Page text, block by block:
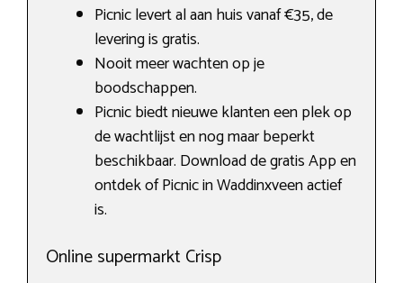
Picnic levert al aan huis vanaf €35, de
levering is gratis.
Nooit meer wachten op je
boodschappen.
Picnic biedt nieuwe klanten een plek op
de wachtlijst en nog maar beperkt
beschikbaar. Download de gratis App en
ontdek of Picnic in Waddinxveen actief
is.
Online supermarkt Crisp